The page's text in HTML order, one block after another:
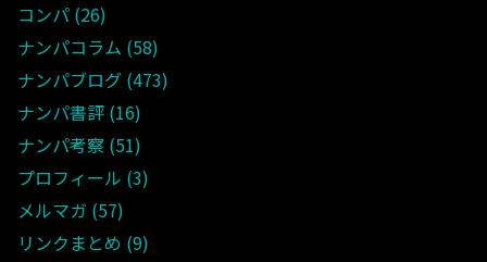
コンパ 26
ナンパコラム 58
ナンパブログ 473
ナンパ書評 16
ナンパ考察 51
プロフィール 3
メルマガ 57
リンクまとめ 9